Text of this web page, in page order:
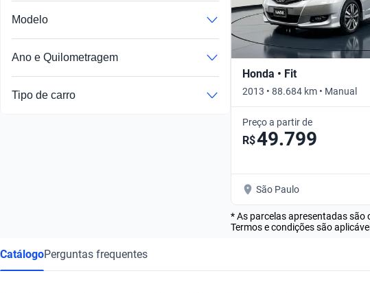
Modelo
Ano e Quilometragem
Tipo de carro
Honda • Fit
2013 • 88.684 km • Manual
Preço a partir de
R$49.799
São Paulo
* As parcelas apresentadas são
Termos e condições são
CatálogoPerguntas frequentes